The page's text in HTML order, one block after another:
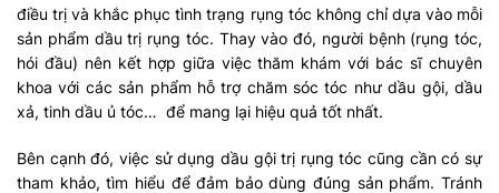
điều trị và khắc phục tình trạng rụng tóc không chỉ dựa vào mỗi
sản phẩm dầu trị rụng tóc. Thay vào đó, người bệnh (rụng tóc,
hói đầu) nên kết hợp giữa việc thăm khám với bác sĩ chuyên
khoa với các sản phẩm hỗ trợ chăm sóc tóc như dầu gội, dầu
xả, tinh dầu ủ tóc… để mang lại hiệu quả tốt nhất.
Bên cạnh đó, việc sử dụng dầu gội trị rụng tóc cũng cần có sự
tham khảo, tìm hiểu để đảm bảo dùng đúng sản phẩm. Tránh